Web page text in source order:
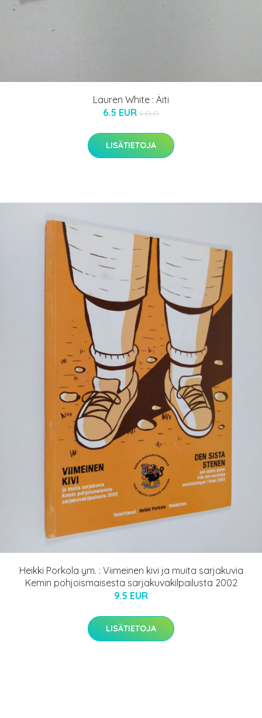
Lauren White : Äiti
6.5 EUR 8 EUR
LISÄTIETOJA
Heikki Porkola ym. : Viimeinen kivi ja muita sarjakuvia
Kemin pohjoismaisesta sarjakuvakilpailusta 2002
9.5 EUR
LISÄTIETOJA